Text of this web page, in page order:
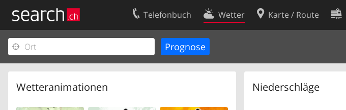
Telefonbuch Wetter Karte / Route
Wetteranimationen Niederschläge
Ihr Eintrag
Kundencenter Geschäftskunden
Kontakt
Nutzungsbedingungen